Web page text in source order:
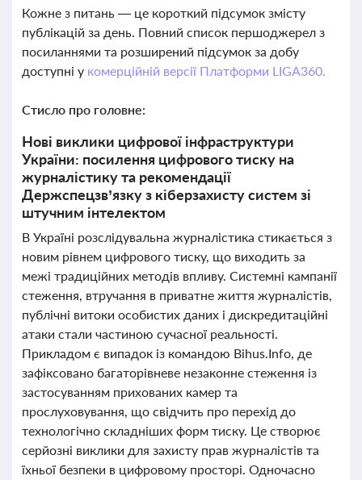
Кожне з питань — це короткий підсумок змісту
публікацій за день. Повний список першоджерел з
посиланнями та розширений підсумок за добу
доступні у комерційній версії Платформи LIGA360.
Стисло про головне:
Нові виклики цифрової інфраструктури
України: посилення цифрового тиску на
журналістику та рекомендації
Держспецзв’язку з кіберзахисту систем зі
штучним інтелектом
В Україні розслідувальна журналістика стикається з
новим рівнем цифрового тиску, що виходить за
межі традиційних методів впливу. Системні кампанії
стеження, втручання в приватне життя журналістів,
публічні витоки особистих даних і дискредитаційні
атаки стали частиною сучасної реальності.
Прикладом є випадок із командою Bihus.Info, де
зафіксовано багаторівневе незаконне стеження із
застосуванням прихованих камер та
прослуховування, що свідчить про перехід до
технологічно складніших форм тиску. Це створює
серйозні виклики для захисту прав журналістів та
їхньої безпеки в цифровому просторі. Одночасно